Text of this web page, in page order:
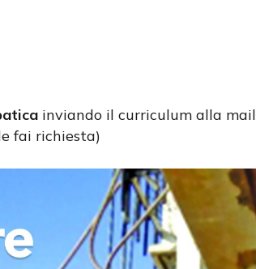
inviando il curriculum alla mail
fai richiesta)